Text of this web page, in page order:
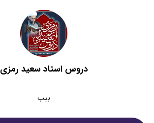
دروس استاد سعید رمزی
ببب